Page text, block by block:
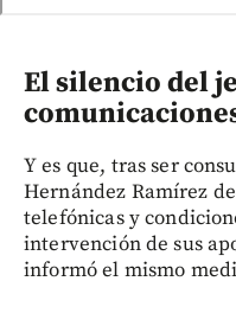
El silencio del
Y es que, tras ser
Hernández Ramírez
telefónicas y
intervención de sus
informó el mismo